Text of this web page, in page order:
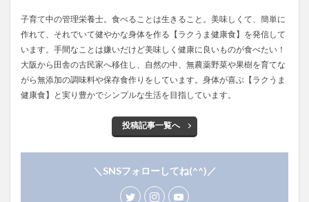
子育て中の管理栄養士。食べることは生きること。美味しくて、簡単に
作れて、それでいて健やかな身体を作る【ラクうま健康食】を発信して
います。手間なことは嫌いだけど美味しく健康に良いものが食べたい！
大阪から田舎の古民家へ移住し、自然の中、無農薬野菜や果樹を育てな
がら無添加の調味料や保存食作りをしています。身体が喜ぶ【ラクうま
健康食】と実り豊かでシンプルな生活を目指しています。
投稿記事一覧へ
＼SNSフォローしてね(^^)／